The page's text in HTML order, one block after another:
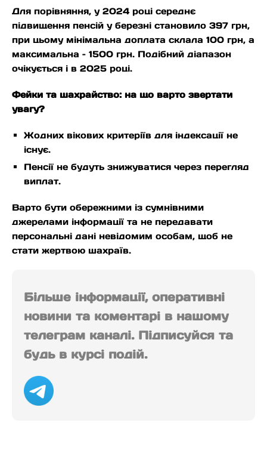
Для порівняння, у 2024 році середнє
підвищення пенсій у березні становило 397 грн,
при цьому мінімальна доплата склала 100 грн, а
максимальна – 1500 грн. Подібний діапазон
очікується і в 2025 році.
Фейки та шахрайство: на що варто звертати
увагу?
Жодних вікових критеріїв для індексації не
існує.
Пенсії не будуть знижуватися через перегляд
виплат.
Варто бути обережними із сумнівними
джерелами інформації та не передавати
персональні дані невідомим особам, щоб не
стати жертвою шахраїв.
Більше інформації, оперативні
новини та коментарі в нашому
телеграм каналі. Підписуйся та
будь в курсі подій.